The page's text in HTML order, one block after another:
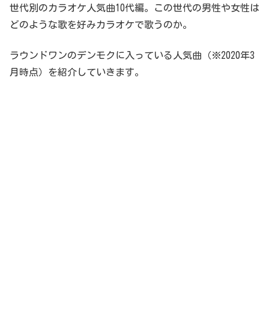
世代別のカラオケ人気曲10代編。この世代の男性や女性は
どのような歌を好みカラオケで歌うのか。
ラウンドワンのデンモクに入っている人気曲（※2020年3
月時点）を紹介していきます。